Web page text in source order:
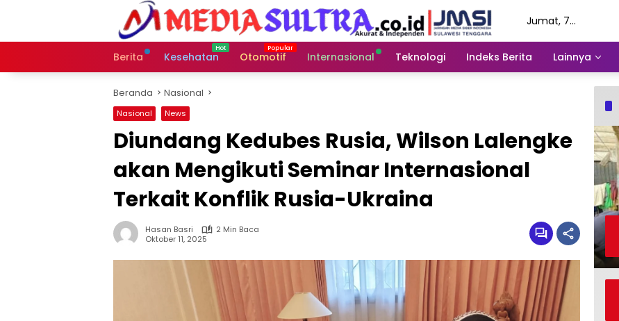
Jumat, 7
Berita
Kesehatan Otomotif Internasional Teknologi Indeks Berita Lainnya
Beranda Nasional
Nasional News
Diundang Kedubes Rusia, Wilson Lalengke
akan Mengikuti Seminar Internasional
Terkait Konflik Rusia-Ukraina
Hasan Basri
2 Min Baca
Oktober 11, 2025